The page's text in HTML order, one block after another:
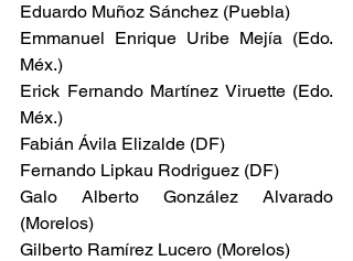
Eduardo Muñoz Sánchez (Puebla)
Emmanuel Enrique Uribe Mejía (Edo.
Méx.)
Erick Fernando Martínez Viruette (Edo.
Méx.)
Fabián Ávila Elizalde (DF)
Fernando Lipkau Rodriguez (DF)
Galo Alberto González Alvarado
(Morelos)
Gilberto Ramírez Lucero (Morelos)